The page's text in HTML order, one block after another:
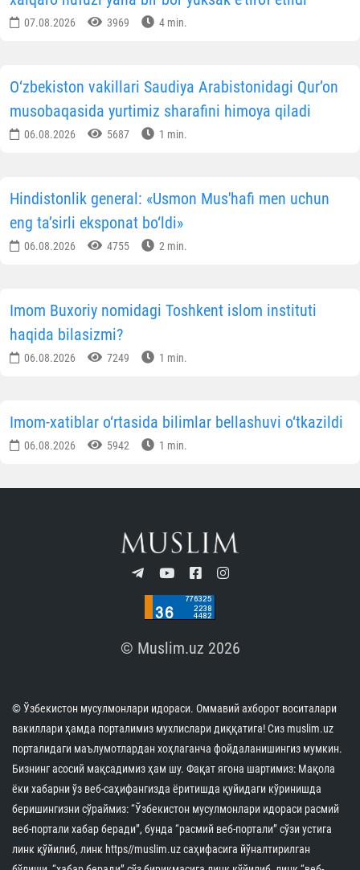
07.08.2026 3969 4 min.
O‘zbekiston vakillari Saudiya Arabistonidagi Qur’on
musobaqasida yurtimiz sharafini himoya qiladi
06.08.2026 5687 1 min.
Hindistonlik general: «Usmon Mus'hafi men uchun
eng ta’sirli eksponat bo‘ldi»
06.08.2026 4755 2 min.
Imom Buxoriy nomidagi Toshkent islom instituti
haqida bilasizmi?
06.08.2026 7249 1 min.
Imom-xatiblar o‘rtasida bilimlar bellashuvi o‘tkazildi
06.08.2026 5942 1 min.
© Muslim.uz 2026
© Ўзбекистон мусулмонлари идораси. Оммавий ахборот воситалари
вакиллари ҳамда порталимиз мухлислари диққатига! Сиз muslim.uz
порталидаги маълумотлардан хоҳлаганча фойдаланишингиз мумкин.
Бизнинг асосий мақсадимиз ҳам шу. Фақат ягона шартимиз: Мақола
ёки хабарни ўз веб-саҳифангизда ёритишда қуйидаги кўринишда
беришингизни сўраймиз: “Ўзбекистон мусулмонлари идораси расмий
веб-портали хабар беради”, бунда “расмий веб-портали” сўзи устига
линк қўйилиб, линк https//muslim.uz саҳифасига йўналтирилган